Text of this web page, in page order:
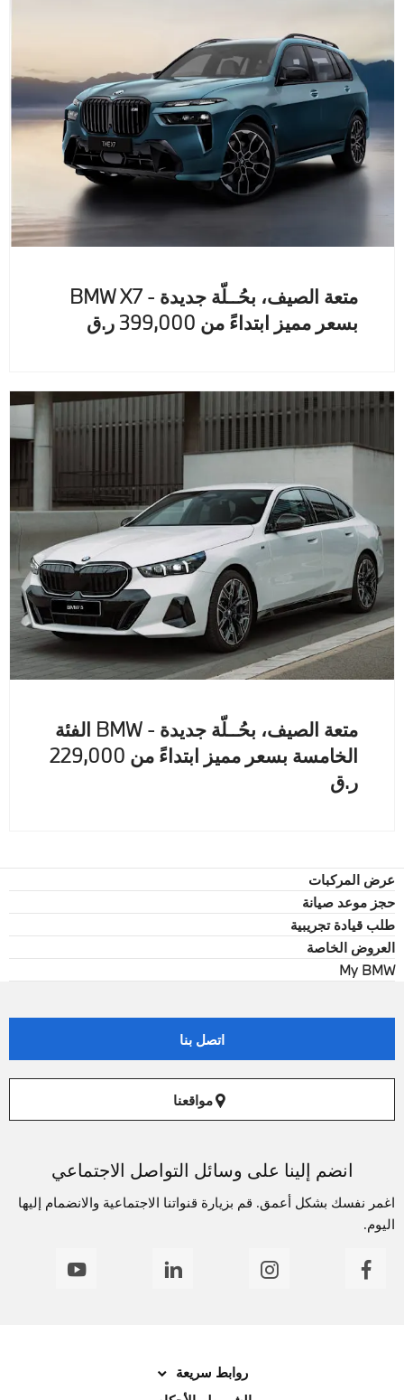
متعة الصيف، بحُــلّة جديدة - BMW X7
بسعر مميز ابتداءً من 399,000 ر.ق
متعة الصيف، بحُــلّة جديدة - BMW الفئة
الخامسة بسعر مميز ابتداءً من 229,000
ر.ق
عرض المركبات
حجز موعد صيانة
طلب قيادة تجريبية
العروض الخاصة
My BMW
اتصل بنا
مواقعنا
انضم إلينا على وسائل التواصل الاجتماعي
اغمر نفسك بشكل أعمق. قم بزيارة قنواتنا الاجتماعية والانضمام إليها
اليوم.
روابط سريعة